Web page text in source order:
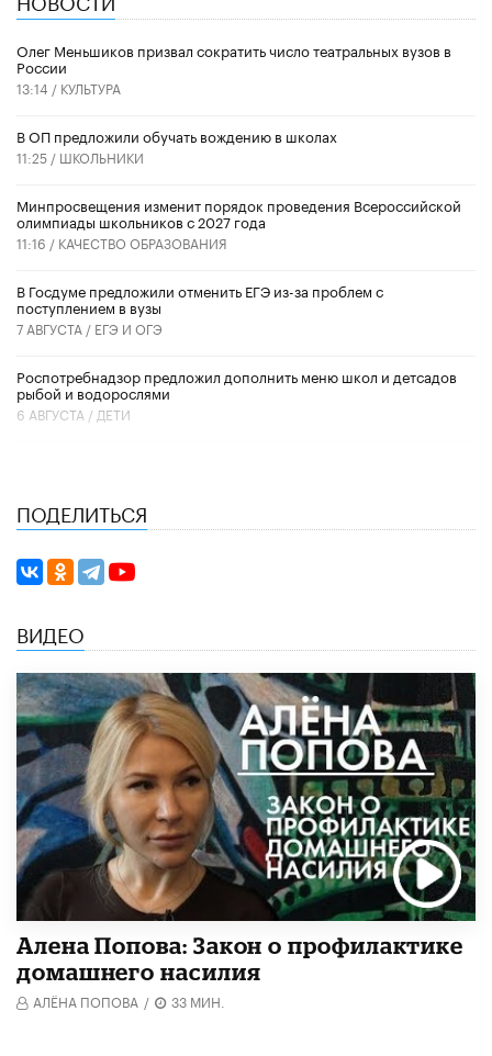
Олег Меньшиков призвал сократить число театральных вузов в
России
13:14 / КУЛЬТУРА
В ОП предложили обучать вождению в школах
11:25 / ШКОЛЬНИКИ
Минпросвещения изменит порядок проведения Всероссийской
олимпиады школьников с 2027 года
11:16 / КАЧЕСТВО ОБРАЗОВАНИЯ
В Госдуме предложили отменить ЕГЭ из-за проблем с
поступлением в вузы
7 АВГУСТА / ЕГЭ И ОГЭ
Роспотребнадзор предложил дополнить меню школ и детсадов
рыбой и водорослями
6 АВГУСТА / ДЕТИ
ПОДЕЛИТЬСЯ
ВИДЕО
Алена Попова: Закон о профилактике
домашнего насилия
АЛЁНА ПОПОВА / 33 МИН.